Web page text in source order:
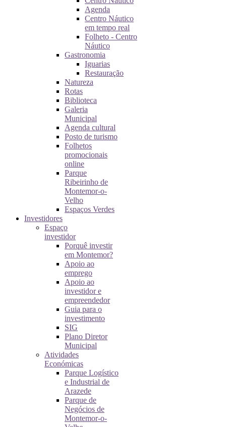
Agenda
Centro Náutico
em tempo real
Folheto - Centro
Náutico
Gastronomia
Iguarias
Restauração
Natureza
Rotas
Biblioteca
Galeria
Municipal
Agenda cultural
Posto de turismo
Folhetos
promocionais
online
Parque
Ribeirinho de
Montemor-o-
Velho
Espaços Verdes
Investidores
Espaço
investidor
Porquê investir
em Montemor?
Apoio ao
emprego
Apoio ao
investidor e
empreendedor
Guia para o
investimento
SIG
Plano Diretor
Municipal
Atividades
Económicas
Parque Logístico
e Industrial de
Arazede
Parque de
Negócios de
Montemor-o-